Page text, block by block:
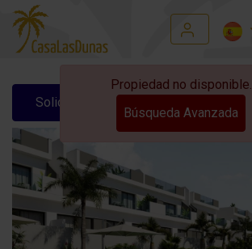
Solicitar información
Propiedad no disponible.
Búsqueda Avanzada